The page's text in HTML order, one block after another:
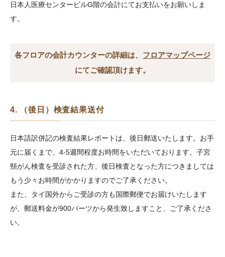
日本人医療センタービルG階の会計にてお支払いをお願いしま
す。
各フロアの会計カウンターの詳細は、 フロアマップページ
にてご確認頂けます。
4. （後日）検査結果送付
日本語訳併記の検査結果レポートは、後日郵送いたします。お手
元に届くまで、4-5週間程度お時間をいただいております。子宮
頸がん検査を受診された方、後日検査となった方につきましては
もう少々お時間がかかりますのでご了承ください。
また、タイ国外からご受診の方も国際郵便でお届けいたします
が、郵送料金が900バーツから発生致しますこと、ご了承くださ
い。